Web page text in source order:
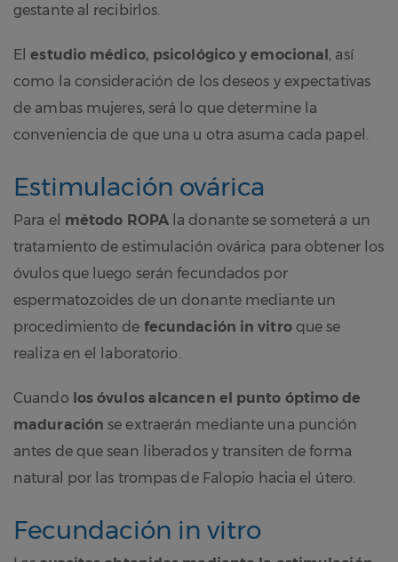
gestante al recibirlos.
Elestudio médico, psicológico y emocional, así
como la consideración de los deseos y expectativas
de ambas mujeres, será lo que determine la
conveniencia de que una u otra asuma cada papel.
Estimulación ovárica
Para el método ROPA la donante se someterá a un
tratamiento de estimulación ovárica para obtener los
óvulos que luego serán fecundados por
espermatozoides de un donante mediante un
procedimiento de fecundación in vitroque se
realiza en el laboratorio.
Cuando los óvulos alcancen el punto óptimo de
maduración se extraerán mediante una punción
antes de que sean liberados y transiten de forma
natural por las trompas de Falopio hacia el útero.
Fecundación in vitro